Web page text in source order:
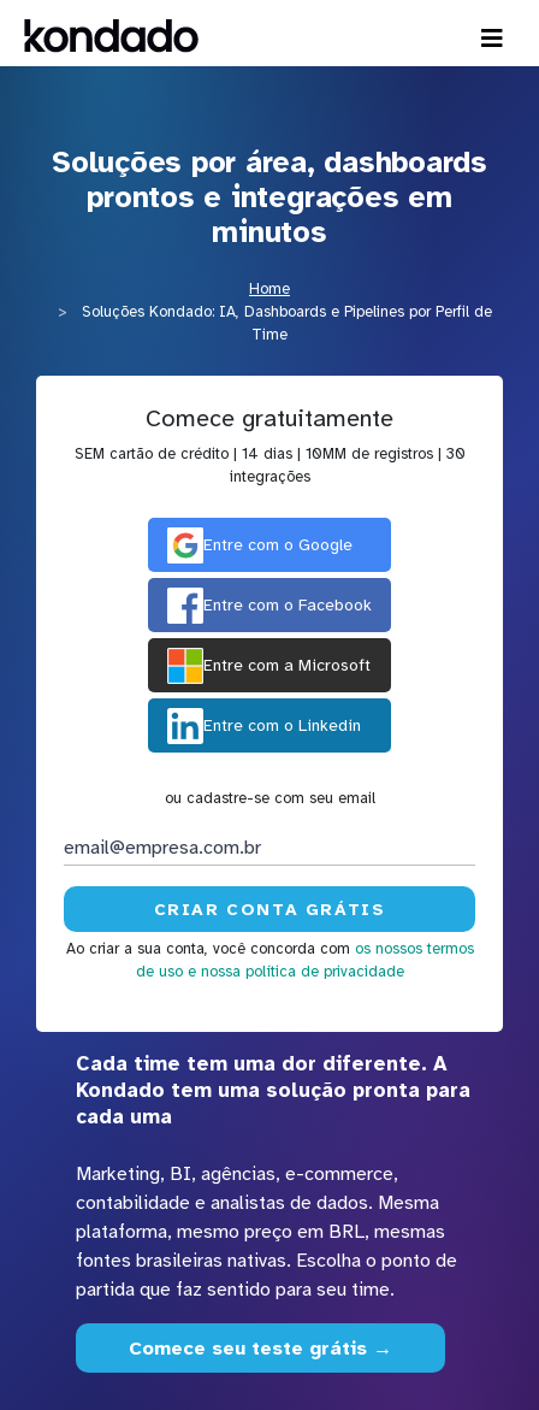
Soluções por área, dashboards
prontos e integrações em
minutos
Home
Soluções Kondado: IA, Dashboards e Pipelines por Perfil de
Time
Comece gratuitamente
SEM cartão de crédito | 14 dias | 10MM de registros | 30
integrações
Entre com o Google
Entre com o Facebook
Entre com a Microsoft
Entre com o Linkedin
ou cadastre-se com seu email
Ao criar a sua conta, você concorda com os nossos termos
de uso e nossa política de privacidade
Cada time tem uma dor diferente. A
Kondado tem uma solução pronta para
cada uma
Marketing, BI, agências, e-commerce,
contabilidade e analistas de dados. Mesma
plataforma, mesmo preço em BRL, mesmas
fontes brasileiras nativas. Escolha o ponto de
partida que faz sentido para seu time.
Comece seu teste grátis →